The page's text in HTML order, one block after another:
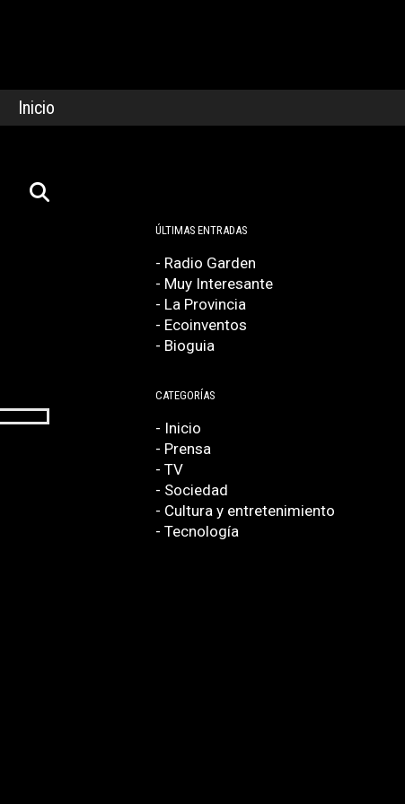
Inicio
ÚLTIMAS ENTRADAS
- Radio Garden
- Muy Interesante
- La Provincia
- Ecoinventos
- Bioguia
CATEGORÍAS
- Inicio
- Prensa
- TV
- Sociedad
- Cultura y entretenimiento
- Tecnología